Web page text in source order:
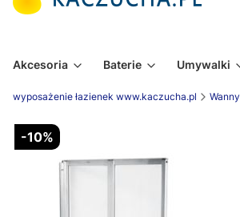
Akcesoria Baterie Umywalki
wyposażenie łazienek www.kaczucha.pl Wanny
-10%